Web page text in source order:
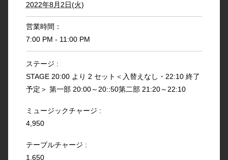
2022年8月2日(火)
営業時間：
7:00 PM - 11:00 PM
ステージ :
STAGE 20:00 より 2 セット＜入替えなし・22:10 終了
予定＞ 第一部 20:00～20::50第二部 21:20～22:10
ミュージックチャージ :
4,950
テーブルチャージ :
1,650